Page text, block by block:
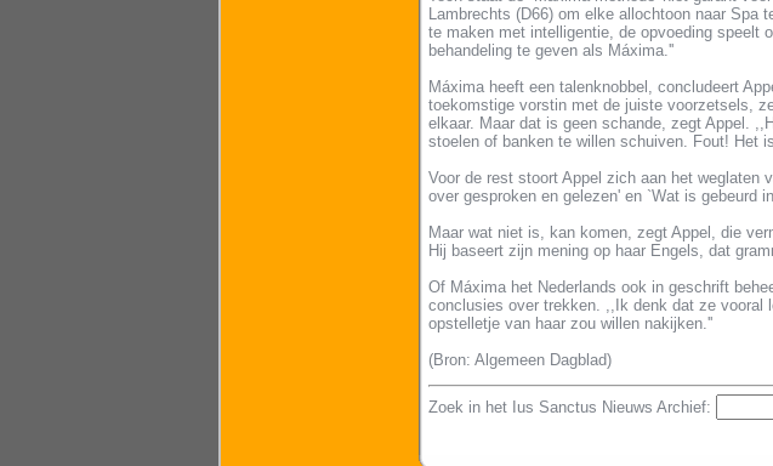
Lambrechts (D66) om elke allochtoon naar
te maken met intelligentie, de opvoeding speelt
behandeling te geven als Máxima.''
Máxima heeft een talenknobbel, concludeert
toekomstige vorstin met de juiste voorzetsels,
elkaar. Maar dat is geen schande, zegt Appel.
stoelen of banken te willen schuiven. Fout! Het
Voor de rest stoort Appel zich aan het weglaten
over gesproken en gelezen' en `Wat is gebeurd
Maar wat niet is, kan komen, zegt Appel, die
Hij baseert zijn mening op haar Engels, dat
Of Máxima het Nederlands ook in geschrift
conclusies over trekken. ,,Ik denk dat ze vooral
opstelletje van haar zou willen nakijken.''
(Bron: Algemeen Dagblad)
Zoek in het Ius Sanctus Nieuws Archief: